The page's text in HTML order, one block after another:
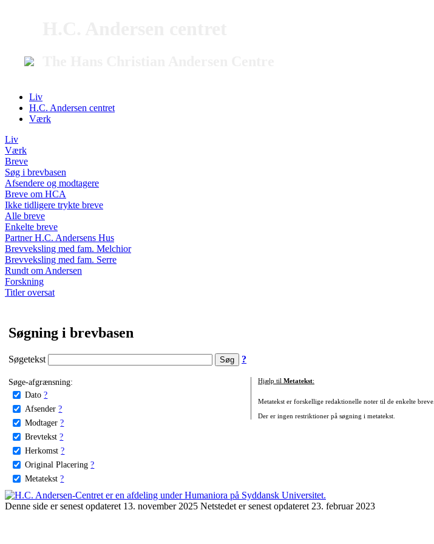
Liv
H.C. Andersen centret
Værk
Liv
Værk
Breve
Søg i brevbasen
Afsendere og modtagere
Breve om HCA
Ikke tidligere trykte breve
Alle breve
Enkelte breve
Partner H.C. Andersens Hus
Brevveksling med fam. Melchior
Brevveksling med fam. Serre
Rundt om Andersen
Forskning
Titler oversat
Søgning i brevbasen
Søgetekst ?
Søge-afgrænsning:
Dato ?
Afsender ?
Modtager ?
Brevtekst ?
Herkomst ?
Original Placering ?
Metatekst ?
Hjælp til Metatekst:
Metatekst er forskellige redaktionelle noter til de enkelte breve.
Der er ingen restriktioner på søgning i metatekst.
Denne side er senest opdateret 13. november 2025 Netstedet er senest opdateret 23. februar 2023